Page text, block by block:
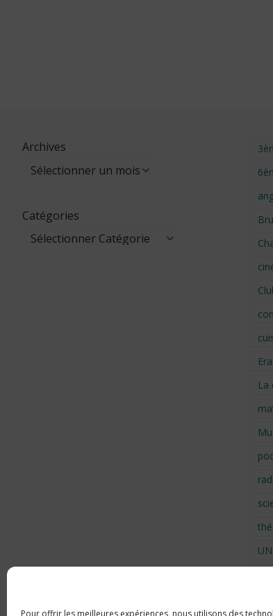
Pour offrir les meilleures expériences, nous utilisons des
Archives
Catégories
La